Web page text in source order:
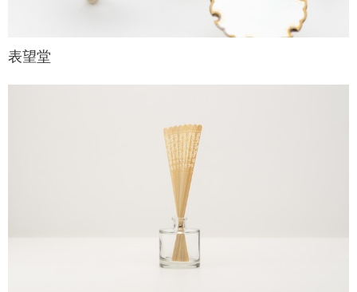
表望堂